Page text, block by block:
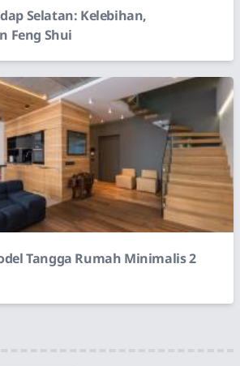
Selatan: Kelebihan,
Feng Shui
Tangga Rumah Minimalis 2